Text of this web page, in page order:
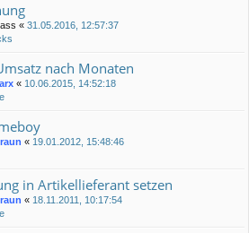
« 31.05.2016, 12:57:37
nach Monaten
« 10.06.2015, 14:52:18
« 19.01.2012, 15:48:46
in Artikellieferant setzen
« 18.11.2011, 10:17:54